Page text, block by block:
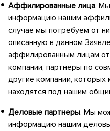
Аффилированные лица.
информацию нашим
случае мы потребуем от
описанную в данном
аффилированным лицам
компании, партнеры по
другие компании,
находятся под нашим
Деловые партнеры. Мы
информацию нашим